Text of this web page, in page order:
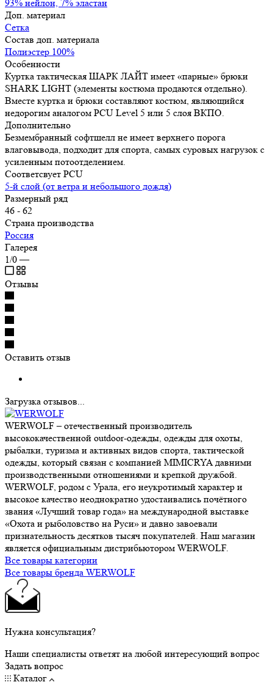
93% нейлон, 7% эластан
Доп. материал
Сетка
Состав доп. материала
Полиэстер 100%
Особенности
Куртка тактическая ШАРК ЛАЙТ имеет «парные» брюки
SHARK LIGHT (элементы костюма продаются отдельно).
Вместе куртка и брюки составляют костюм, являющийся
недорогим аналогом PCU Level 5 или 5 слоя ВКПО.
Дополнительно
Безмембранный софтшелл не имеет верхнего порога
влаговывода, подходит для спорта, самых суровых нагрузок с
усиленным потоотделением.
Соответсвует PCU
5-й слой (от ветра и небольшого дождя)
Размерный ряд
46 - 62
Страна производства
Россия
Галерея
1/0 —
Отзывы
Оставить отзыв
Загрузка отзывов...
WERWOLF – отечественный производитель
высококачественной outdoor-одежды, одежды для охоты,
рыбалки, туризма и активных видов спорта, тактической
одежды, который связан с компанией MIMICRYA давними
производственными отношениями и крепкой дружбой.
WERWOLF, родом с Урала, его неукротимый характер и
высокое качество неоднократно удостаивались почётного
звания «Лучший товар года» на международной выставке
«Охота и рыболовство на Руси» и давно завоевали
признательность десятков тысяч покупателей. Наш магазин
является официальным дистрибьютором WERWOLF.
Все товары категории
Все товары бренда WERWOLF
Нужна консультация?
Наши специалисты ответят на любой интересующий вопрос
Задать вопрос
Каталог